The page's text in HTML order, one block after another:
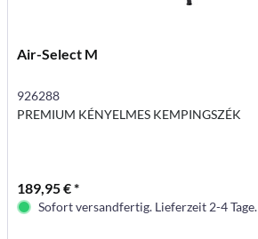
Air-Select M
926288
PREMIUM KÉNYELMES KEMPINGSZÉK
189,95 € *
Sofort versandfertig. Lieferzeit 2-4 Tage.